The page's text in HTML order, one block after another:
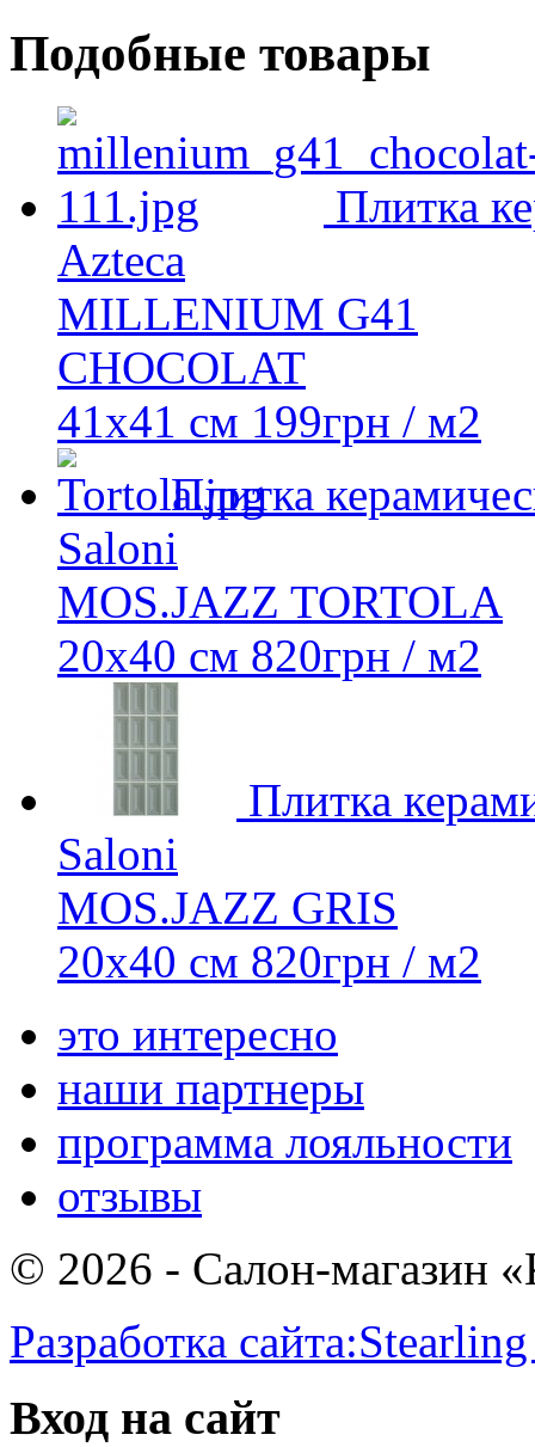
Подобные товары
Плитка
Azteca
MILLENIUM G41
CHOCOLAT
41x41 см 199грн / м2
Плитка
Saloni
MOS.JAZZ TORTOLA
20х40 см 820грн / м2
Плитка
Saloni
MOS.JAZZ GRIS
20х40 см 820грн / м2
это интересно
наши партнеры
программа лояльности
отзывы
© 2026 - Салон-магазин
Разработка сайта:
Вход на сайт